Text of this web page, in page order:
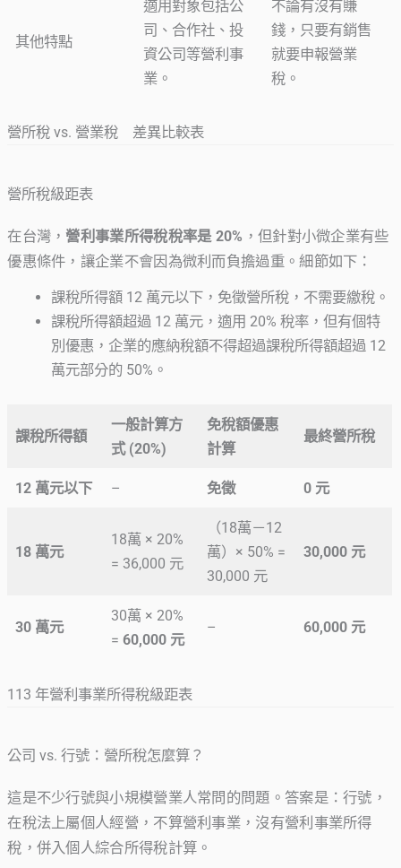
其他特點
適用對象包括公
司、合作社、投
資公司等營利事
業。
不論有沒有賺
錢，只要有銷售
就要申報營業
稅。
營所稅 vs. 營業稅 差異比較表
營所稅級距表
在台灣，營利事業所得稅稅率是 20% ，但針對小微企業有些
優惠條件，讓企業不會因為微利而負擔過重。細節如下：
課稅所得額 12 萬元以下，免徵營所稅，不需要繳稅。
課稅所得額超過 12 萬元，適用 20% 稅率，但有個特
別優惠，企業的應納稅額不得超過課稅所得額超過 12
萬元部分的 50%。
課稅所得額
一般計算方
式 (20%)
免稅額優惠
計算
最終營所稅
12 萬元以下 – 免徵 0 元
18 萬元
18萬 × 20%
= 36,000 元
（18萬－12
萬）× 50% =
30,000 元
30,000 元
30 萬元
30萬 × 20%
=60,000 元
– 60,000 元
113 年營利事業所得稅級距表
公司 vs. 行號：營所稅怎麼算？
這是不少行號與小規模營業人常問的問題。答案是：行號，
在稅法上屬個人經營，不算營利事業，沒有營利事業所得
稅，併入個人綜合所得稅計算。